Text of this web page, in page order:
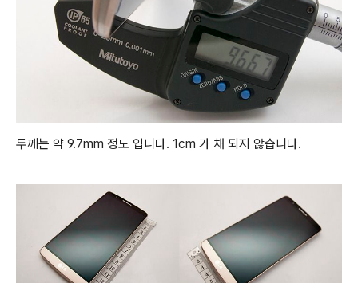
두께는 약 9.7mm 정도 입니다. 1cm 가 채 되지 않습니다.